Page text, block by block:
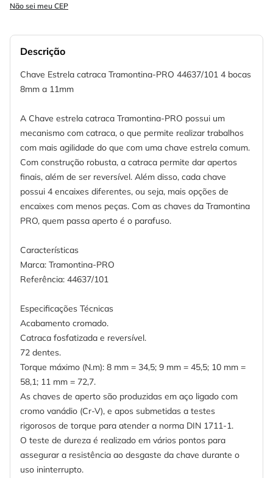
Não sei meu CEP
Descrição
Chave Estrela catraca Tramontina-PRO 44637/101 4 bocas
8mm a 11mm
A Chave estrela catraca Tramontina-PRO possui um
mecanismo com catraca, o que permite realizar trabalhos
com mais agilidade do que com uma chave estrela comum.
Com construção robusta, a catraca permite dar apertos
finais, além de ser reversível. Além disso, cada chave
possui 4 encaixes diferentes, ou seja, mais opções de
encaixes com menos peças. Com as chaves da Tramontina
PRO, quem passa aperto é o parafuso.
Características
Marca: Tramontina-PRO
Referência: 44637/101
Especificações Técnicas
Acabamento cromado.
Catraca fosfatizada e reversível.
72 dentes.
Torque máximo (N.m): 8 mm = 34,5; 9 mm = 45,5; 10 mm =
58,1; 11 mm = 72,7.
As chaves de aperto são produzidas em aço ligado com
cromo vanádio (Cr-V), e apos submetidas a testes
rigorosos de torque para atender a norma DIN 1711-1.
O teste de dureza é realizado em vários pontos para
assegurar a resistência ao desgaste da chave durante o
uso ininterrupto.